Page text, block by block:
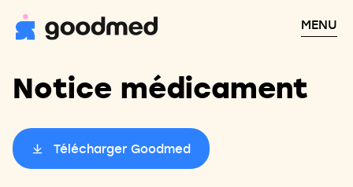
MENU
Notice médicament
Télécharger Goodmed